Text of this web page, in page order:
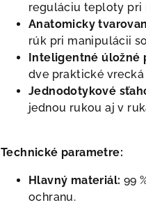
reguláciu teploty pri
Anatomicky
rúk pri manipulácii
Inteligentné úložné
dve praktické
Jednodotykové
jednou rukou aj v
Technické parametre:
Hlavný materiál: 99
ochranu.